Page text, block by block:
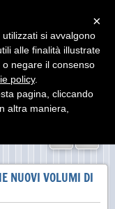
NUOVI VOLUMI DI
×
si avvalgono
alle finalità illustrate
negare il consenso
policy.
pagina, cliccando
altra maniera,